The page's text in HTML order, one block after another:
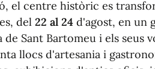
el centre històric es
del 22 al 24 d'agost, en un
de Sant Bartomeu i els seus
llocs d'artesania i